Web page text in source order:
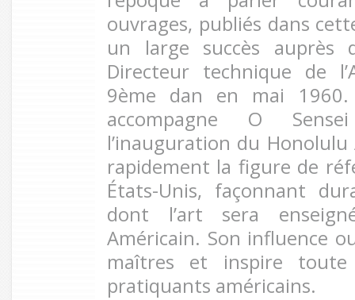
ouvrages, publiés dans
un large succès auprès
Directeur technique de
9ème dan en mai 1960.
accompagne O
l’inauguration du
rapidement la figure de
États-Unis, façonnant
dont l’art sera
Américain. Son influence
maîtres et inspire
pratiquants américains.